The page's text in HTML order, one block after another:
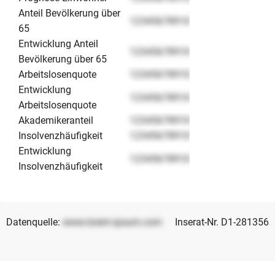
Anteil Bevölkerung über
65
12345678910
Entwicklung Anteil
Bevölkerung über 65
12345678910
Arbeitslosenquote
12345678910
Entwicklung
Arbeitslosenquote
12345678910
Akademikeranteil
12345678910
Insolvenzhäufigkeit
12345678910
Entwicklung
Insolvenzhäufigkeit
12345678910
Datenquelle: www.lorem-ipsum.com Inserat-Nr. D1-281356